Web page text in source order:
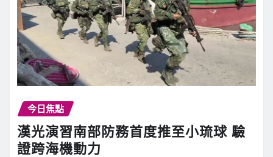
今日焦點
漢光演習南部防務首度推至小琉球 驗
證跨海機動力